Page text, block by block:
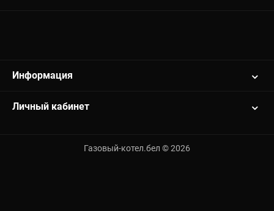
Информация
Личный кабинет
Газовый-котел.бел © 2026